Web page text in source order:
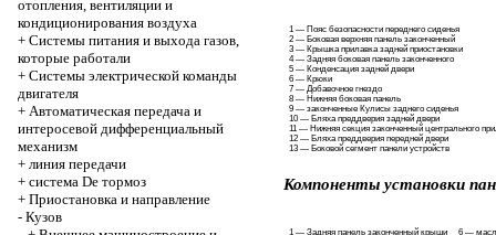
отопления, вентиляции и
кондиционирования воздуха
+ Системы питания и выхода газов,
которые работали
+ Системы электрической команды
двигателя
+ Автоматическая передача и
интеросевой дифференциальный
механизм
+ линия передачи
+ система De тормоз
+ Приостановка и направление
- Кузов
1 — Пояс безопасности переднего сиденья
2 — Боковая верхняя панель законченный
3 — Крышка прилавка задней приостановки
4 — Задняя боковая панель законченного
5 — Конденсация задней двери
6 — Крюки
7 — Добавочное гнездо
8 — Нижняя боковая панель
9 — законченные Кулисы заднего сиденья
10 — Бляха преддверия задней двери
11 — Нижняя секция законченный центрального
12 — Бляха преддверия передней двери
13 — Боковой сегмент панели устройств
Компоненты установки
1 — Задняя панель законченный крыши
6 —